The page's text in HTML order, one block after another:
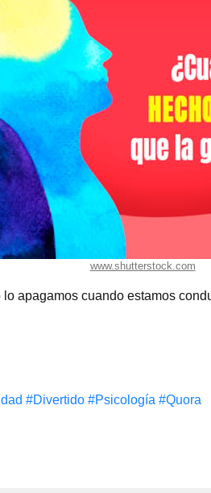
www.shutterstock.com
apagamos cuando estamos
#Divertido #Psicología #Quora